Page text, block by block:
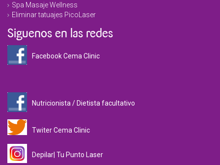
Spa Masaje Wellness
Eliminar tatuajes PicoLaser
Siguenos en las redes
Facebook Cema Clinic
Nutricionista / Dietista facultativo
Twiter Cema Clinic
Depilar| Tu Punto Laser